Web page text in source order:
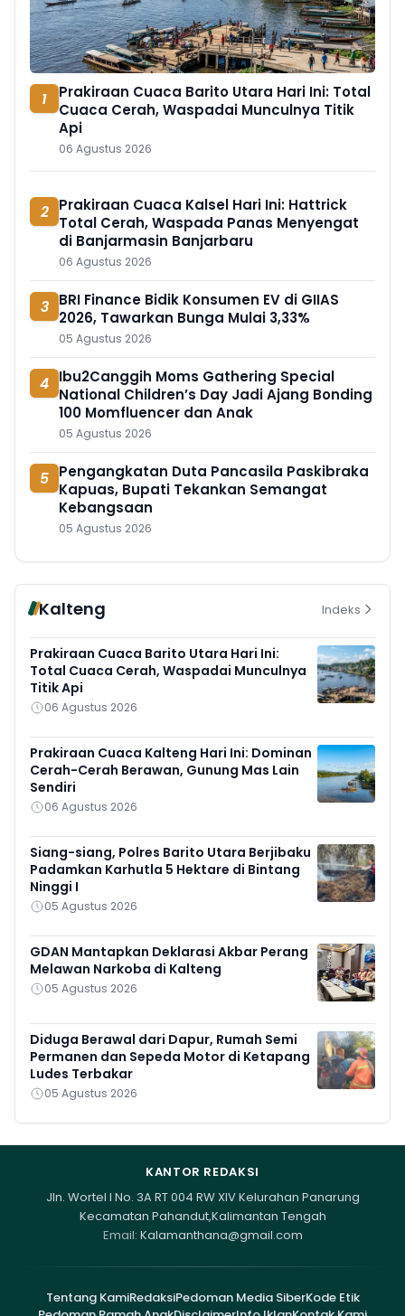
1
Prakiraan Cuaca Barito Utara Hari Ini: Total
Cuaca Cerah, Waspadai Munculnya Titik
Api
06 Agustus 2026
2 Prakiraan Cuaca Kalsel Hari Ini: Hattrick
Total Cerah, Waspada Panas Menyengat
di Banjarmasin Banjarbaru
06 Agustus 2026
3 BRI Finance Bidik Konsumen EV di GIIAS
2026, Tawarkan Bunga Mulai 3,33%
05 Agustus 2026
4 Ibu2Canggih Moms Gathering Special
National Children’s Day Jadi Ajang Bonding
100 Momfluencer dan Anak
05 Agustus 2026
5 Pengangkatan Duta Pancasila Paskibraka
Kapuas, Bupati Tekankan Semangat
Kebangsaan
05 Agustus 2026
Kalteng Indeks
Prakiraan Cuaca Barito Utara Hari Ini:
Total Cuaca Cerah, Waspadai Munculnya
Titik Api
06 Agustus 2026
Prakiraan Cuaca Kalteng Hari Ini: Dominan
Cerah-Cerah Berawan, Gunung Mas Lain
Sendiri
06 Agustus 2026
Siang-siang, Polres Barito Utara Berjibaku
Padamkan Karhutla 5 Hektare di Bintang
Ninggi I
05 Agustus 2026
GDAN Mantapkan Deklarasi Akbar Perang
Melawan Narkoba di Kalteng
05 Agustus 2026
Diduga Berawal dari Dapur, Rumah Semi
Permanen dan Sepeda Motor di Ketapang
Ludes Terbakar
05 Agustus 2026
KANTOR REDAKSI
Jln. Wortel I No. 3A RT 004 RW XIV Kelurahan Panarung
Kecamatan Pahandut,Kalimantan Tengah
Email: Kalamanthana@gmail.com
Tentang KamiRedaksiPedoman Media SiberKode Etik